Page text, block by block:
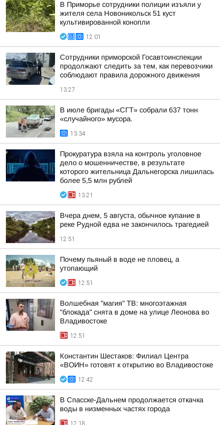
В Приморье сотрудники полиции изъяли у
жителя села Новоникольск 51 куст
культивированной конопли
12:01
Сотрудники приморской Госавтоинспекции
продолжают следить за тем, как перевозчики
соблюдают правила дорожного движения
13:27
В июле бригады «СГТ» собрали 637 тонн
«случайного» мусора.
13:34
Прокуратура взяла на контроль уголовное
дело о мошенничестве, в результате
которого жительница Дальнегорска лишилась
более 5,5 млн рублей
13:21
Вчера днем, 5 августа, обычное купание в
реке Рудной едва не закончилось трагедией
12:51
Почему пьяный в воде не пловец, а
утопающий
12:51
Волшебная "магия" ТВ: многоэтажная
"блокада" снята в доме на улице Леонова во
Владивостоке
12:51
Константин Шестаков: Филиал Центра
«ВОИН» готовят к открытию во Владивостоке
12:42
В Спасске-Дальнем продолжается откачка
воды в низменных частях города
12:18